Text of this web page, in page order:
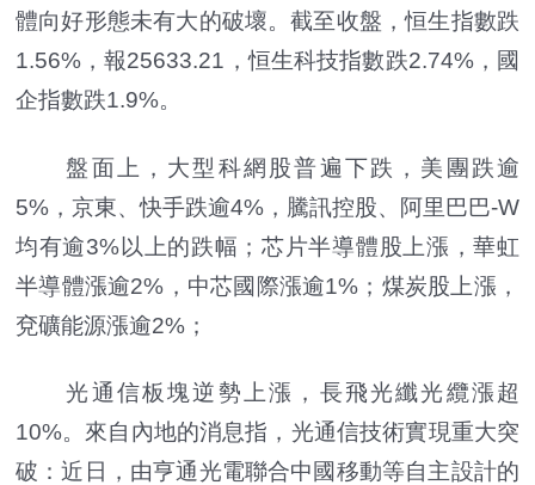
體向好形態未有大的破壞。截至收盤，恒生指數跌
1.56%，報25633.21，恒生科技指數跌2.74%，國
企指數跌1.9%。
盤面上，大型科網股普遍下跌，美團跌逾
5%，京東、快手跌逾4%，騰訊控股、阿里巴巴-W
均有逾3%以上的跌幅；芯片半導體股上漲，華虹
半導體漲逾2%，中芯國際漲逾1%；煤炭股上漲，
兗礦能源漲逾2%；
光通信板塊逆勢上漲，長飛光纖光纜漲超
10%。來自內地的消息指，光通信技術實現重大突
破：近日，由亨通光電聯合中國移動等自主設計的